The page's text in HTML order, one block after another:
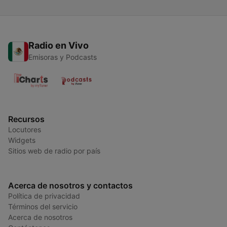
Radio en Vivo
Emisoras y Podcasts
Recursos
Locutores
Widgets
Sitios web de radio por país
Acerca de nosotros y contactos
Política de privacidad
Términos del servicio
Acerca de nosotros